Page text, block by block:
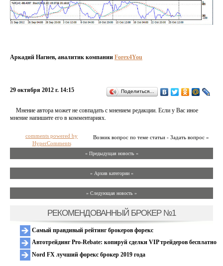
Аркадий Нагиев, аналитик компании Forex4You
29 октября 2012 г. 14:15 Поделиться…
Мнение автора может не совпадать с мнением редакции. Если у Вас иное
мнение напишите его в комментариях.
Возник вопрос по теме статьи - Задать вопрос »
comments powered by
HyperComments
« Предыдущая новость «
» Архив категории «
» Следующая новость »
РЕКОМЕНДОВАННЫЙ БРОКЕР №1
Самый правдивый рейтинг брокеров форекс
Автотрейдинг Pro-Rebate: копируй сделки VIP трейдеров бесплатно
Nord FX лучший форекс брокер 2019 года